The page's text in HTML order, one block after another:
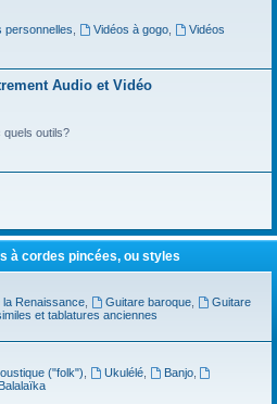
personnelles Vidéos à gogo,
Vidéos
Audio et Vidéo
quels outils?
à cordes pincées, ou styles
la Renaissance, Guitare baroque,
Guitare
et tablatures anciennes
("folk") Ukulélé, Banjo,
Balalaïka